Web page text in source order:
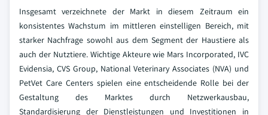
Insgesamt verzeichnete der Markt in diesem Zeitraum ein
konsistentes Wachstum im mittleren einstelligen Bereich, mit
starker Nachfrage sowohl aus dem Segment der Haustiere als
auch der Nutztiere. Wichtige Akteure wie Mars Incorporated, IVC
Evidensia, CVS Group, National Veterinary Associates (NVA) und
PetVet Care Centers spielen eine entscheidende Rolle bei der
Gestaltung des Marktes durch Netzwerkausbau,
Standardisierung der Dienstleistungen und Investitionen in